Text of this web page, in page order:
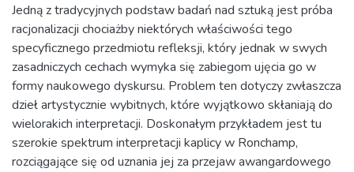
Jedną z tradycyjnych podstaw badań nad sztuką jest próba
racjonalizacji chociażby niektórych właściwości tego
specyficznego przedmiotu refleksji, który jednak w swych
zasadniczych cechach wymyka się zabiegom ujęcia go w
formy naukowego dyskursu. Problem ten dotyczy zwłaszcza
dzieł artystycznie wybitnych, które wyjątkowo skłaniają do
wielorakich interpretacji. Doskonałym przykładem jest tu
szerokie spektrum interpretacji kaplicy w Ronchamp,
rozciągające się od uznania jej za przejaw awangardowego